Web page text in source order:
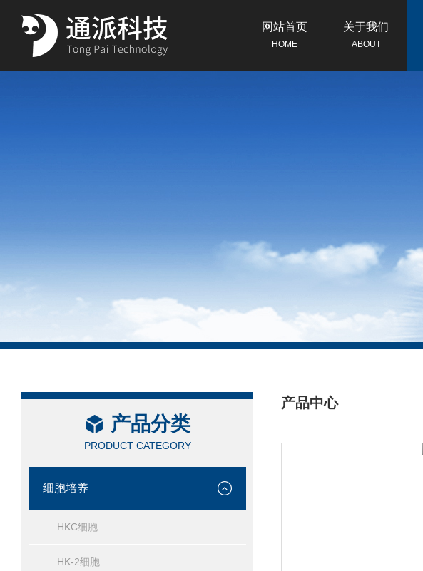
网站首页
HOME
关于我们
ABOUT
产品分类
PRODUCT CATEGORY
细胞培养
HKC细胞
HK-2细胞
产品中心
/ PRODUCTS CENTER